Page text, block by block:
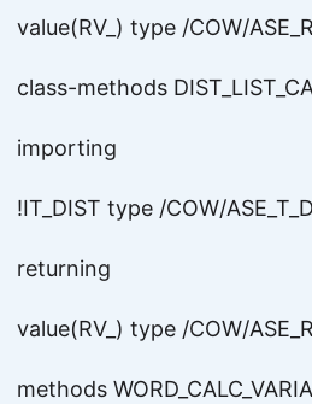
value(RV_) type /COW/
class-methods
importing
!IT_DIST type /COW/
returning
value(RV_) type /COW/
methods